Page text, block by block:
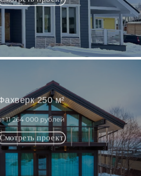
250 м²
11 264 000 рублей